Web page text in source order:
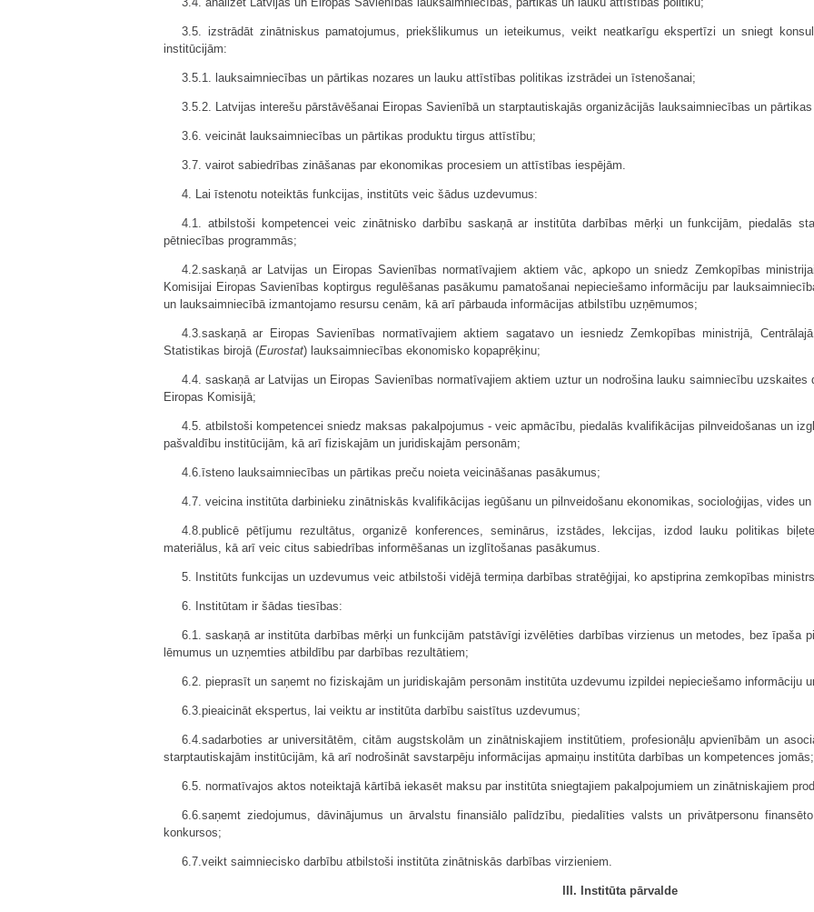
3.5. izstrādāt zinātniskus pamatojumus, priekšlikumus un ieteikumus, veikt neatkarīgu ekspertīzi un sniegt
institūcijām:
3.5.1. lauksaimniecības un pārtikas nozares un lauku attīstības politikas izstrādei un īstenošanai;
3.5.2. Latvijas interešu pārstāvēšanai Eiropas Savienībā un starptau­tiskajās organizācijās lauksaimniecības un
3.6. veicināt lauksaimniecības un pārtikas produktu tirgus attīstību;
3.7. vairot sabiedrības zināšanas par ekonomikas procesiem un attīstības iespējām.
4. Lai īstenotu noteiktās funkcijas, institūts veic šādus uzdevumus:
4.1. atbilstoši kompetencei veic zinātnisko darbību saskaņā ar institūta darbības mērķi un funkcijām, piedalās
pētniecības programmās;
4.2.saskaņā ar Latvijas un Eiropas Savienības normatīvajiem aktiem vāc, apkopo un sniedz Zemkopības
Komisijai Eiropas Savienības koptirgus regulēšanas pasākumu pamatošanai nepieciešamo informāciju par
un lauksaimniecībā izmantojamo resursu cenām, kā arī pārbauda informācijas atbilstību uzņēmumos;
4.3.saskaņā ar Eiropas Savienības normatīvajiem aktiem sagatavo un iesniedz Zemkopības ministrijā,
Statistikas birojā (Eurostat) lauksaimniecības ekonomisko kopaprēķinu;
4.4. saskaņā ar Latvijas un Eiropas Savienības normatīvajiem aktiem uztur un nodrošina lauku saimniecību
Eiropas Komisijā;
4.5. atbilstoši kompetencei sniedz maksas pakalpojumus - veic apmācību, piedalās kvalifikācijas pilnveidošanas un
pašvaldību institūcijām, kā arī fiziskajām un juridiskajām personām;
4.6.īsteno lauksaimniecības un pārtikas preču noieta veicināšanas pasākumus;
4.7. veicina institūta darbinieku zinātniskās kvalifikācijas iegūšanu un pilnveidošanu ekonomikas, socioloģijas, vides
4.8.publicē pētījumu rezultātus, organizē konferences, seminārus, izstādes, lekcijas, izdod lauku politikas
materiālus, kā arī veic citus sabiedrības informēšanas un izglītošanas pasākumus.
5. Institūts funkcijas un uzdevumus veic atbilstoši vidējā termiņa darbības stratēģijai, ko apstiprina zemkopības
6. Institūtam ir šādas tiesības:
6.1. saskaņā ar institūta darbības mērķi un funkcijām patstāvīgi izvēlēties darbības virzienus un metodes, bez īpaša
lēmumus un uzņemties atbildību par darbības rezultātiem;
6.2. pieprasīt un saņemt no fiziskajām un juridiskajām personām institūta uzdevumu izpildei nepieciešamo informāciju
6.3.pieaicināt ekspertus, lai veiktu ar institūta darbību saistītus uzdevumus;
6.4.sadarboties ar universitātēm, citām augstskolām un zinātniskajiem institūtiem, profesionāļu apvienībām un
starptautiskajām institūcijām, kā arī nodrošināt savstarpēju informācijas apmaiņu institūta darbības un kompetences jomās;
6.5. normatīvajos aktos noteiktajā kārtībā iekasēt maksu par institūta sniegtajiem pakalpojumiem un zinātniskajiem
6.6.saņemt ziedojumus, dāvinājumus un ārvalstu finansiālo palīdzību, piedalīties valsts un privātpersonu
konkursos;
6.7.veikt saimniecisko darbību atbilstoši institūta zinātniskās darbības virzieniem.
III. Institūta pārvalde